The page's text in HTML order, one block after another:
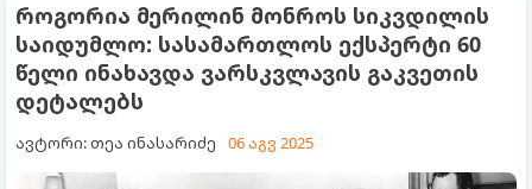
როგორია მერილინ მონროს სიკვდილის
საიდუმლო: სასამართლოს ექსპერტი 60
წელი ინახავდა ვარსკვლავის გაკვეთის
დეტალებს
ავტორი: თეა ინასარიძე 06 აგვ 2025